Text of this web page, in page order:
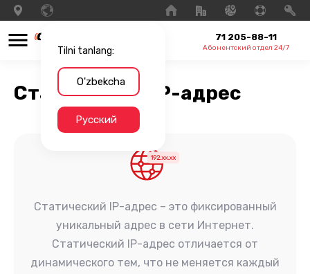
Tilni tanlang:
O'zbekcha
Русский
71 205-88-11
Абонентский отдел 24/7
Статический IP-адрес
Статический IP-адрес – это фиксированный
уникальный адрес в сети Интернет.
Статический IP-адрес отличается от
динамического тем, что не меняется каждый